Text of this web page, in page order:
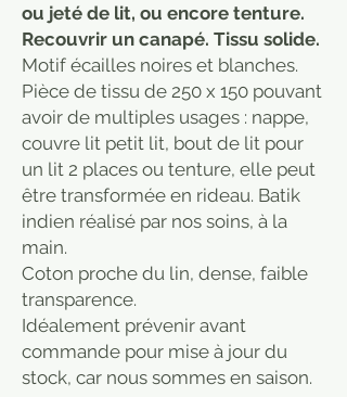
ou jeté de lit, ou encore tenture.
Recouvrir un canapé. Tissu solide.
Motif écailles noires et blanches.
Pièce de tissu de 250 x 150 pouvant
avoir de multiples usages : nappe,
couvre lit petit lit, bout de lit pour
un lit 2 places ou tenture, elle peut
être transformée en rideau. Batik
indien réalisé par nos soins, à la
main.
Coton proche du lin, dense, faible
transparence.
Idéalement prévenir avant
commande pour mise à jour du
stock, car nous sommes en saison.